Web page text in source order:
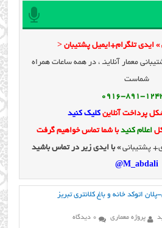
» ایدی تلگرام+ایمیل پشتیبان <
معمار آنلاینـ ، در همه ساعات همراه
شماست
پرداخت آنلاینکلیک کنید
اعلام کنیدبا شما تماس خواهیم گرفت
پشتیبانی» با ایدی زیر در تماس باشید
M_abdali@
پروژه معماری 0 دیدگاه